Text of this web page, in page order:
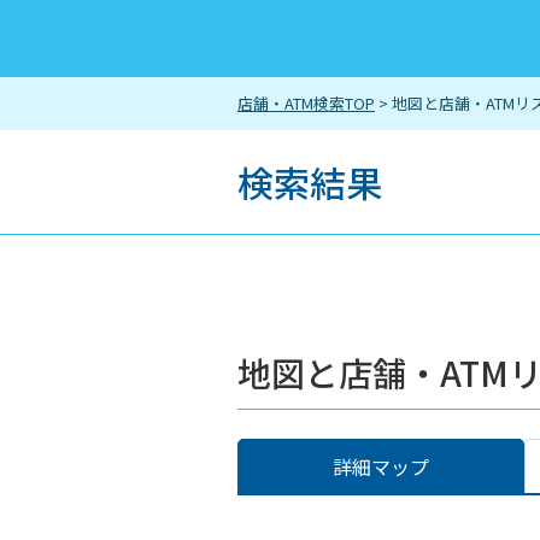
店舗・ATM検索TOP > 地図と店舗・ATMリ
検索結果
地図と店舗・ATM
詳細マップ